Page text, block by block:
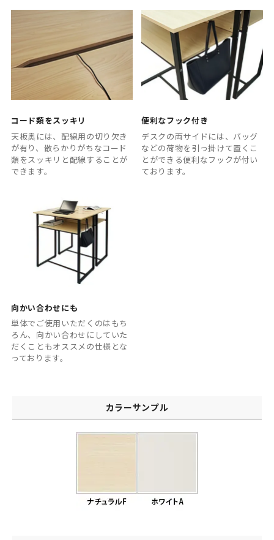
コード類をスッキリ
天板奥には、配線用の切り欠き
が有り、散らかりがちなコード
類をスッキリと配線することが
できます。
便利なフック付き
デスクの両サイドには、バッグ
などの荷物を引っ掛けて置くこ
とができる便利なフックが付い
ております。
向かい合わせにも
単体でご使用いただくのはもち
ろん、向かい合わせにしていた
だくこともオススメの仕様とな
っております。
カラーサンプル